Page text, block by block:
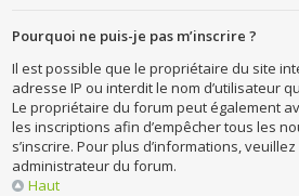
Pourquoi ne puis-je pas m’inscrire ?
Il est possible que le propriétaire du site
adresse IP ou interdit le nom d’utilisateur
Le propriétaire du forum peut également
les inscriptions afin d’empêcher tous les
s’inscrire. Pour plus d’informations,
administrateur du forum.
Haut